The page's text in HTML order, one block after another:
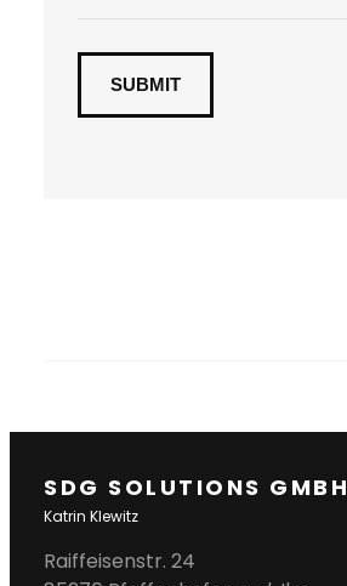
SDG SOLUTIONS GMBH
Katrin Klewitz
Raiffeisenstr. 24